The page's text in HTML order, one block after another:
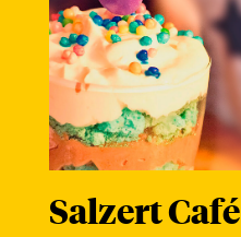
Salzert Café